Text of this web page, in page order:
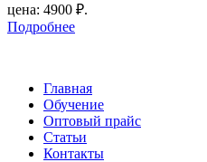
цена: 4900 ₽.
Подробнее
Главная
Обучение
Оптовый прайс
Статьи
Контакты